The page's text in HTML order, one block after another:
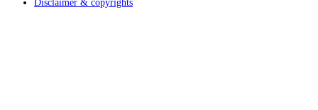
Disclaimer & copyrights